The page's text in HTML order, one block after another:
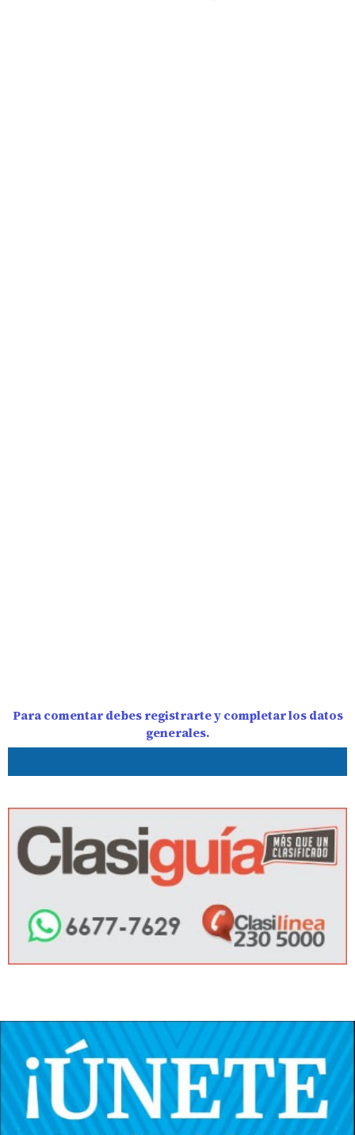
Para comentar debes registrarte y completar los datos
generales.